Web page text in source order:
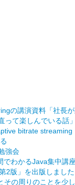
の講演資料「社長
って楽しんでいる話
bitrate streaming
強会
でわかるJava集中講
2版」を出版しました
その周りのことを少し